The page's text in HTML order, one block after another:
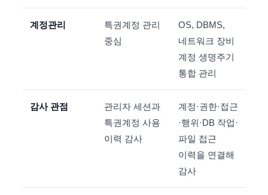
계정관리
특권계정 관리
중심
OS, DBMS,
네트워크 장비
계정 생명주기
통합 관리
감사 관점
관리자 세션과
특권계정 사용
이력 감사
계정·권한·접근
·행위·DB 작업·
파일 접근
이력을 연결해
감사